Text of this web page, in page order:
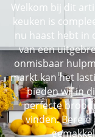
Welkom bij dit
keuken is
nu haast hebt in
van een
onmisbaar
markt kan het
bieden wij in
perfecte
vinden.